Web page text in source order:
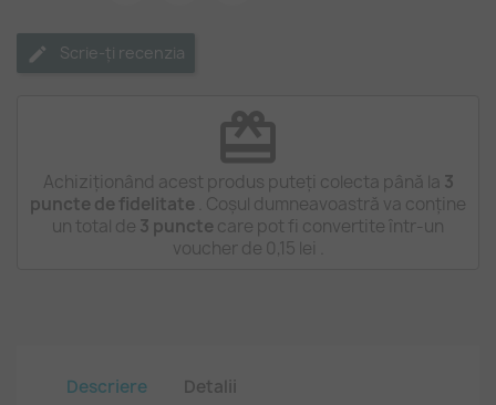
Scrie-ți recenzia
redeem
Achiziționând acest produs puteți colecta până la 3
puncte de fidelitate . Coșul dumneavoastră va conține
un total de 3 puncte care pot fi convertite într-un
voucher de 0,15 lei
Descriere Detalii